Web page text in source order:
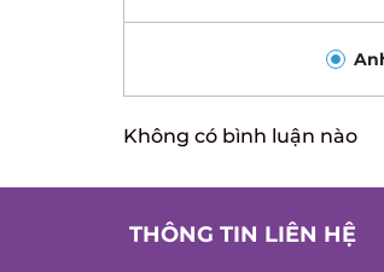
Anh
Không có bình luận nào
THÔNG TIN LIÊN HỆ